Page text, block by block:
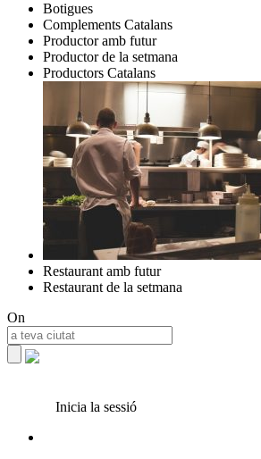
Botigues
Complements Catalans
Productor amb futur
Productor de la setmana
Productors Catalans
Restaurant amb futur
Restaurant de la setmana
On
Inicia la sessió